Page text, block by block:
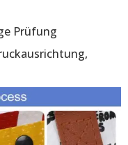
Prüfung